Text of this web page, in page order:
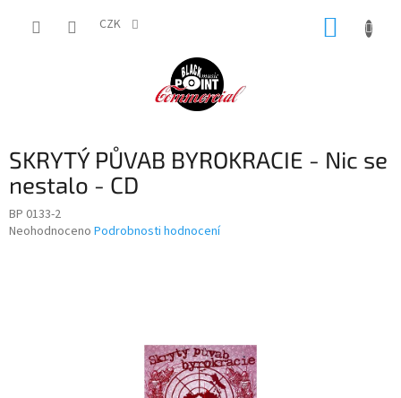
CZK
SKRYTÝ PŮVAB BYROKRACIE - Nic se
nestalo - CD
BP 0133-2
Průměrné
Neohodnoceno Podrobnosti hodnocení